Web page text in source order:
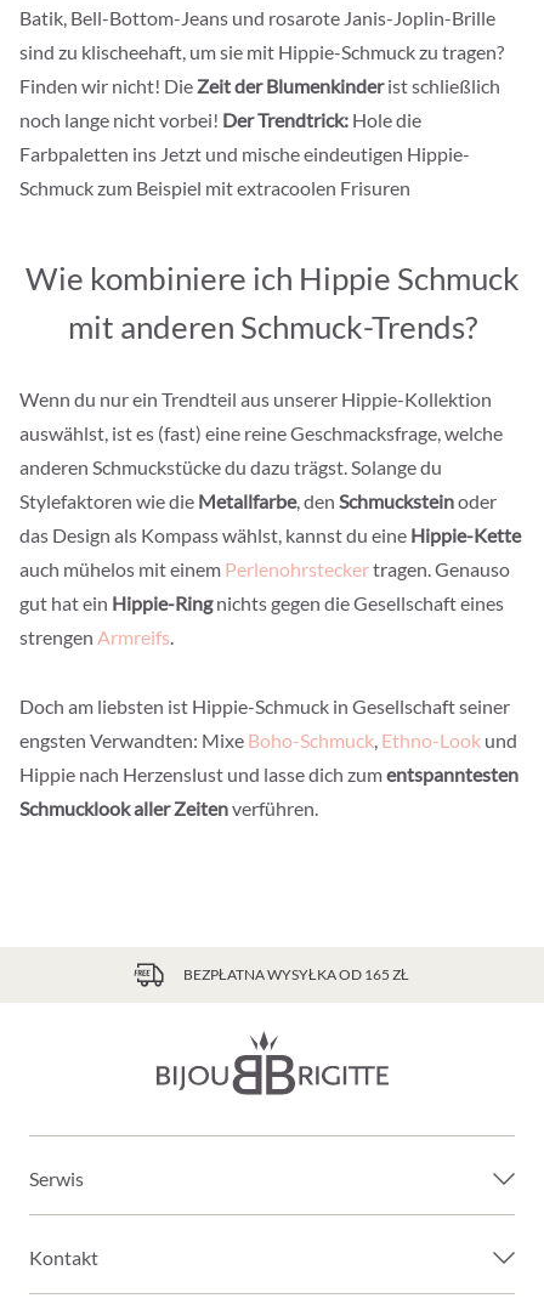
Batik, Bell-Bottom-Jeans und rosarote Janis-Joplin-Brille
sind zu klischeehaft, um sie mit Hippie-Schmuck zu tragen?
Finden wir nicht! Die Zeit der Blumenkinderist schließlich
noch lange nicht vorbei! Der Trendtrick: Hole die
Farbpaletten ins Jetzt und mische eindeutigen Hippie-
Schmuck zum Beispiel mit extracoolen Frisuren
Wie kombiniere ich Hippie Schmuck
mit anderen Schmuck-Trends?
Wenn du nur ein Trendteil aus unserer Hippie-Kollektion
auswählst, ist es (fast) eine reine Geschmacksfrage, welche
anderen Schmuckstücke du dazu trägst. Solange du
Stylefaktoren wie die Metallfarbe, den Schmucksteinoder
das Design als Kompass wählst, kannst du eine Hippie-Kette
auch mühelos mit einem Perlenohrsteckertragen. Genauso
gut hat ein Hippie-Ringnichts gegen die Gesellschaft eines
strengen Armreifs.
Doch am liebsten ist Hippie-Schmuck in Gesellschaft seiner
engsten Verwandten: Mixe Boho-Schmuck, Ethno-Look und
Hippie nach Herzenslust und lasse dich zumentspanntesten
Schmucklook aller Zeitenverführen.
BEZPŁATNA WYSYŁKA OD 165 ZŁ
Serwis
Kontakt